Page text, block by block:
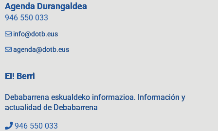
Agenda Durangaldea
946 550 033
info@dotb.eus
agenda@dotb.eus
EI! Berri
Debabarrena eskualdeko informazioa. Información y
actualidad de Debabarrena
946 550 033